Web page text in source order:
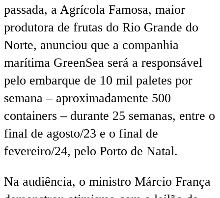
passada, a Agrícola Famosa, maior
produtora de frutas do Rio Grande do
Norte, anunciou que a companhia
marítima GreenSea será a responsável
pelo embarque de 10 mil paletes por
semana – aproximadamente 500
containers – durante 25 semanas, entre o
final de agosto/23 e o final de
fevereiro/24, pelo Porto de Natal.
Na audiência, o ministro Márcio França